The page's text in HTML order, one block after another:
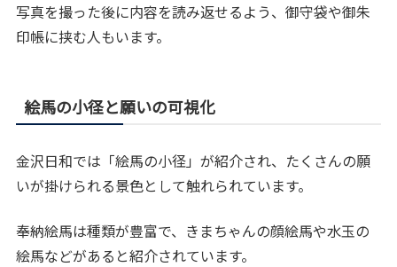
写真を撮った後に内容を読み返せるよう、御守袋や御朱
印帳に挟む人もいます。
絵馬の小径と願いの可視化
金沢日和では「絵馬の小径」が紹介され、たくさんの願
いが掛けられる景色として触れられています。
奉納絵馬は種類が豊富で、きまちゃんの顔絵馬や水玉の
絵馬などがあると紹介されています。